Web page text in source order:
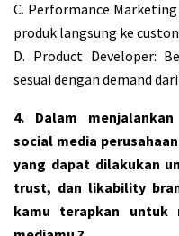
C. Performance
produk langsung ke
D. Product Developer:
sesuai dengan demand
4. Dalam
social media
yang dapat dilakukan
trust, dan likability
kamu terapkan untuk